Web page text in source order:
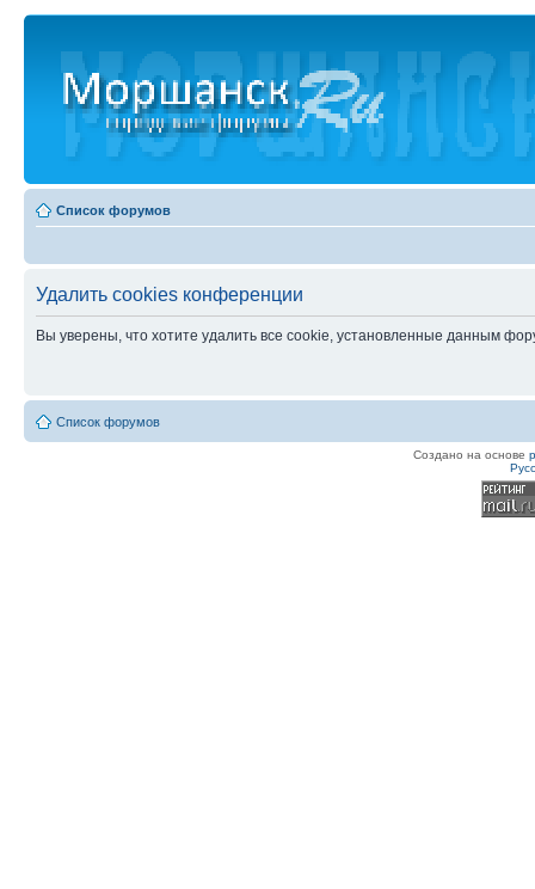
Список форумов
Удалить cookies конференции
Вы уверены, что хотите удалить все cookie, установленные данным
Список форумов
Создано на основе